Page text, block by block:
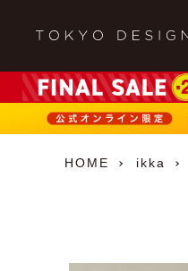
HOME ikka